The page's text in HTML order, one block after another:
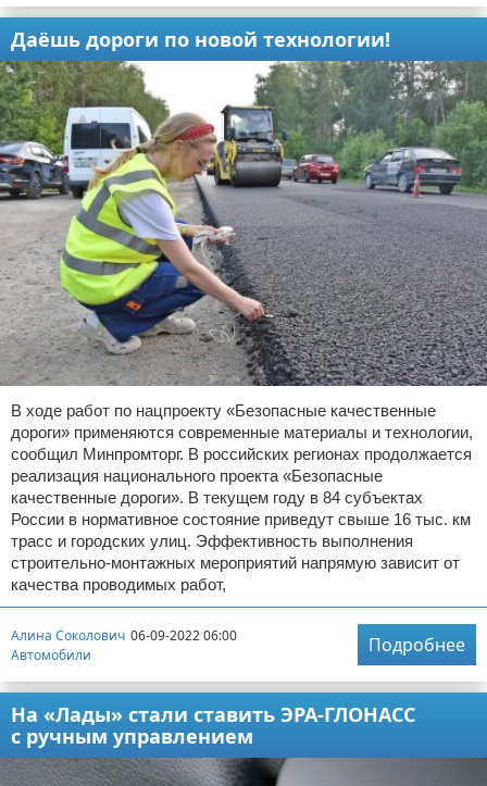
Даёшь дороги по новой технологии!
В ходе работ по нацпроекту «Безопасные качественные
дороги» применяются современные материалы и технологии,
сообщил Минпромторг. В российских регионах продолжается
реализация национального проекта «Безопасные
качественные дороги». В текущем году в 84 субъектах
России в нормативное состояние приведут свыше 16 тыс. км
трасс и городских улиц. Эффективность выполнения
строительно-монтажных мероприятий напрямую зависит от
качества проводимых работ,
Алина Соколович 06-09-2022 06:00
Автомобили
Подробнее
На «Лады» стали ставить ЭРА-ГЛОНАСС
с ручным управлением